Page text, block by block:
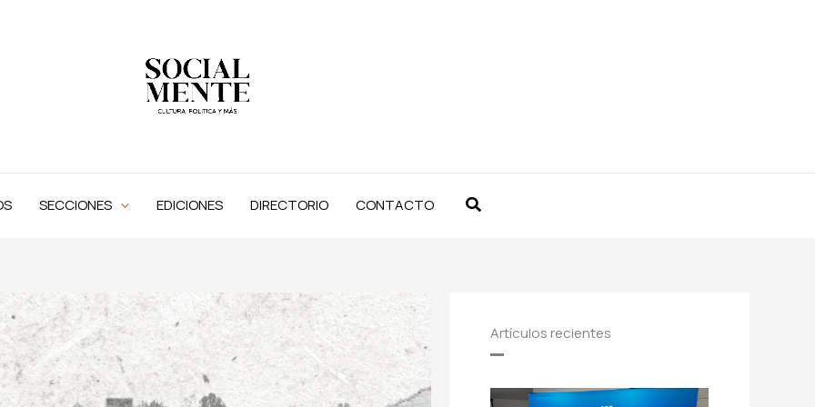
SECCIONES EDICIONES DIRECTORIO CONTACTO Buscar
Artículos recientes